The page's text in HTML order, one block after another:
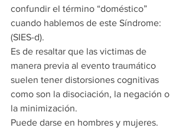
confundir el término “doméstico”
cuando hablemos de este Síndrome:
(SIES-d).
Es de resaltar que las victimas de
manera previa al evento traumático
suelen tener distorsiones cognitivas
como son la disociación, la negación o
la minimización.
Puede darse en hombres y mujeres.